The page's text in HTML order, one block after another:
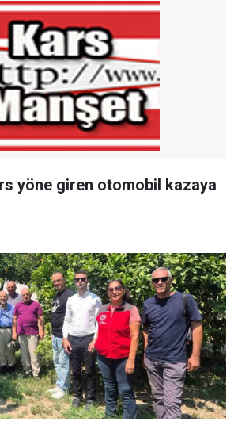
yöne giren otomobil kazaya